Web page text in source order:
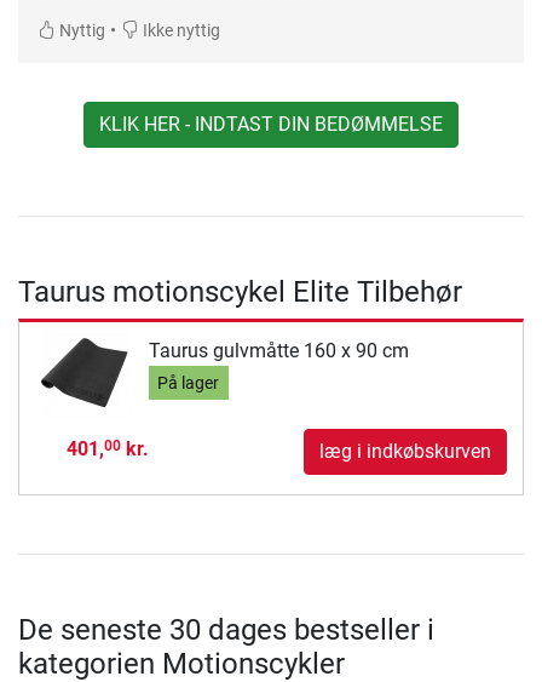
Nyttig • Ikke nyttig
KLIK HER - INDTAST DIN BEDØMMELSE
Taurus motionscykel Elite Tilbehør
Taurus gulvmåtte 160 x 90 cm
På lager
401,00kr. læg i indkøbskurven
De seneste 30 dages bestseller i
kategorien Motionscykler